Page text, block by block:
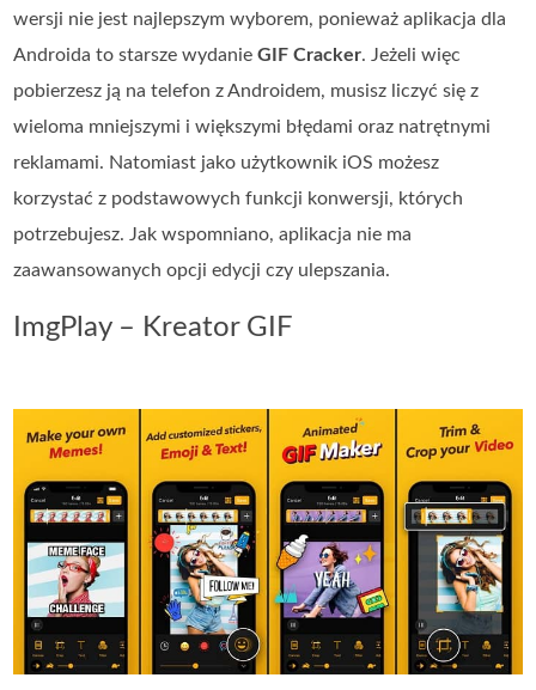
wersji nie jest najlepszym wyborem, ponieważ aplikacja dla
Androida to starsze wydanieGIF Cracker. Jeżeli więc
pobierzesz ją na telefon z Androidem, musisz liczyć się z
wieloma mniejszymi i większymi błędami oraz natrętnymi
reklamami. Natomiast jako użytkownik iOS możesz
korzystać z podstawowych funkcji konwersji, których
potrzebujesz. Jak wspomniano, aplikacja nie ma
zaawansowanych opcji edycji czy ulepszania.
ImgPlay – Kreator GIF